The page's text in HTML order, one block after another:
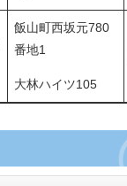
飯山町西坂元780
番地1
大林ハイツ105